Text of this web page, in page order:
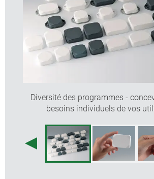
NOUVEAU: boitier avec bride
en blanc signalisation (partie
trafic A (partie inférieure)
couleurs spéciales sur demande
socle de fixation pour les circuits
composants dans la partie
vissage du boitier avec des vis en
et entraînement Torx
DÉCLARATION DU DESIGNER
« a little something, le petit quelque
visible, mais partout où il est
Diversité des programmes -
besoins individuels de vos